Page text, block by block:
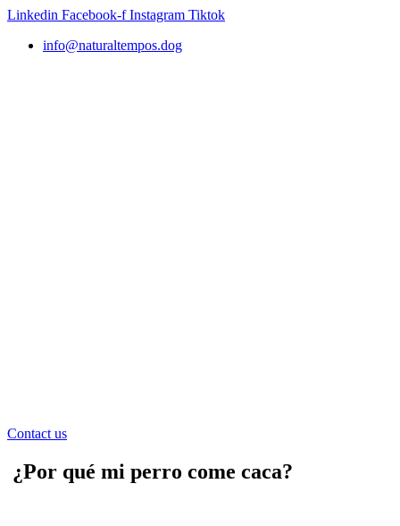
Skip
content
Linkedin Facebook-f Instagram Tiktok
info@naturaltempos.dog
Contact us
¿Por qué mi perro come caca?